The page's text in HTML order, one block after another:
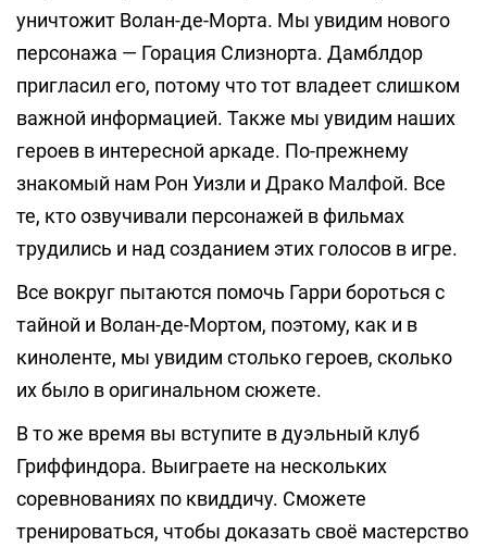
уничтожит Волан-де-Морта. Мы увидим нового
персонажа — Горация Слизнорта. Дамблдор
пригласил его, потому что тот владеет слишком
важной информацией. Также мы увидим наших
героев в интересной аркаде. По-прежнему
знакомый нам Рон Уизли и Драко Малфой. Все
те, кто озвучивали персонажей в фильмах
трудились и над созданием этих голосов в игре.
Все вокруг пытаются помочь Гарри бороться с
тайной и Волан-де-Мортом, поэтому, как и в
киноленте, мы увидим столько героев, сколько
их было в оригинальном сюжете.
В то же время вы вступите в дуэльный клуб
Гриффиндора. Выиграете на нескольких
соревнованиях по квиддичу. Сможете
тренироваться, чтобы доказать своё мастерство